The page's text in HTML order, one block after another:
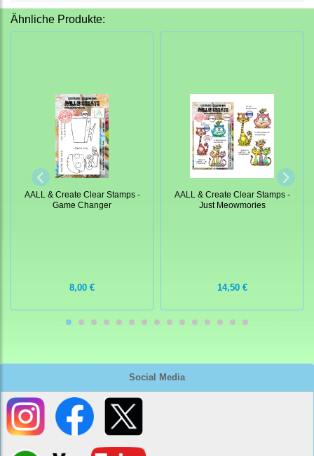
Social Media
Ähnliche Produkte:
AALL & Create Clear Stamps -
Game Changer
8,00 €
AALL & Create Clear Stamps -
Just Meowmories
14,50 €